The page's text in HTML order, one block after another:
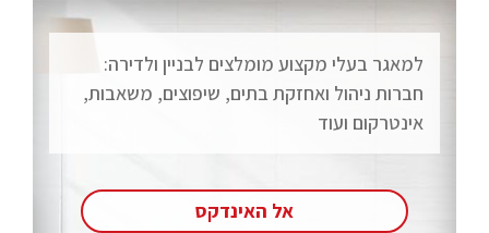
למאגר בעלי מקצוע מומלצים לבניין ולדירה:
חברות ניהול ואחזקת בתים, שיפוצים, משאבות,
אינטרקום ועוד
אל האינדקס